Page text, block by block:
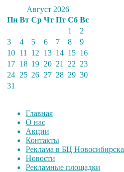
Август 2026
Пн Вт Ср Чт Пт Сб Вс
1
2
3
4 5 6 7 8
9
10 11 12 13 14 15 16
17 18 19 20 21 22 23
24 25 26 27 28 29 30
31
Главная
О нас
Акции
Контакты
Реклама в БЦ Новосибирска
Новости
Рекламные площадки